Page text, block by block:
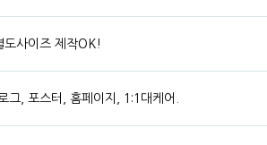
도사이즈 제작OK!
그, 포스터, 홈페이지, 1:1대케어.